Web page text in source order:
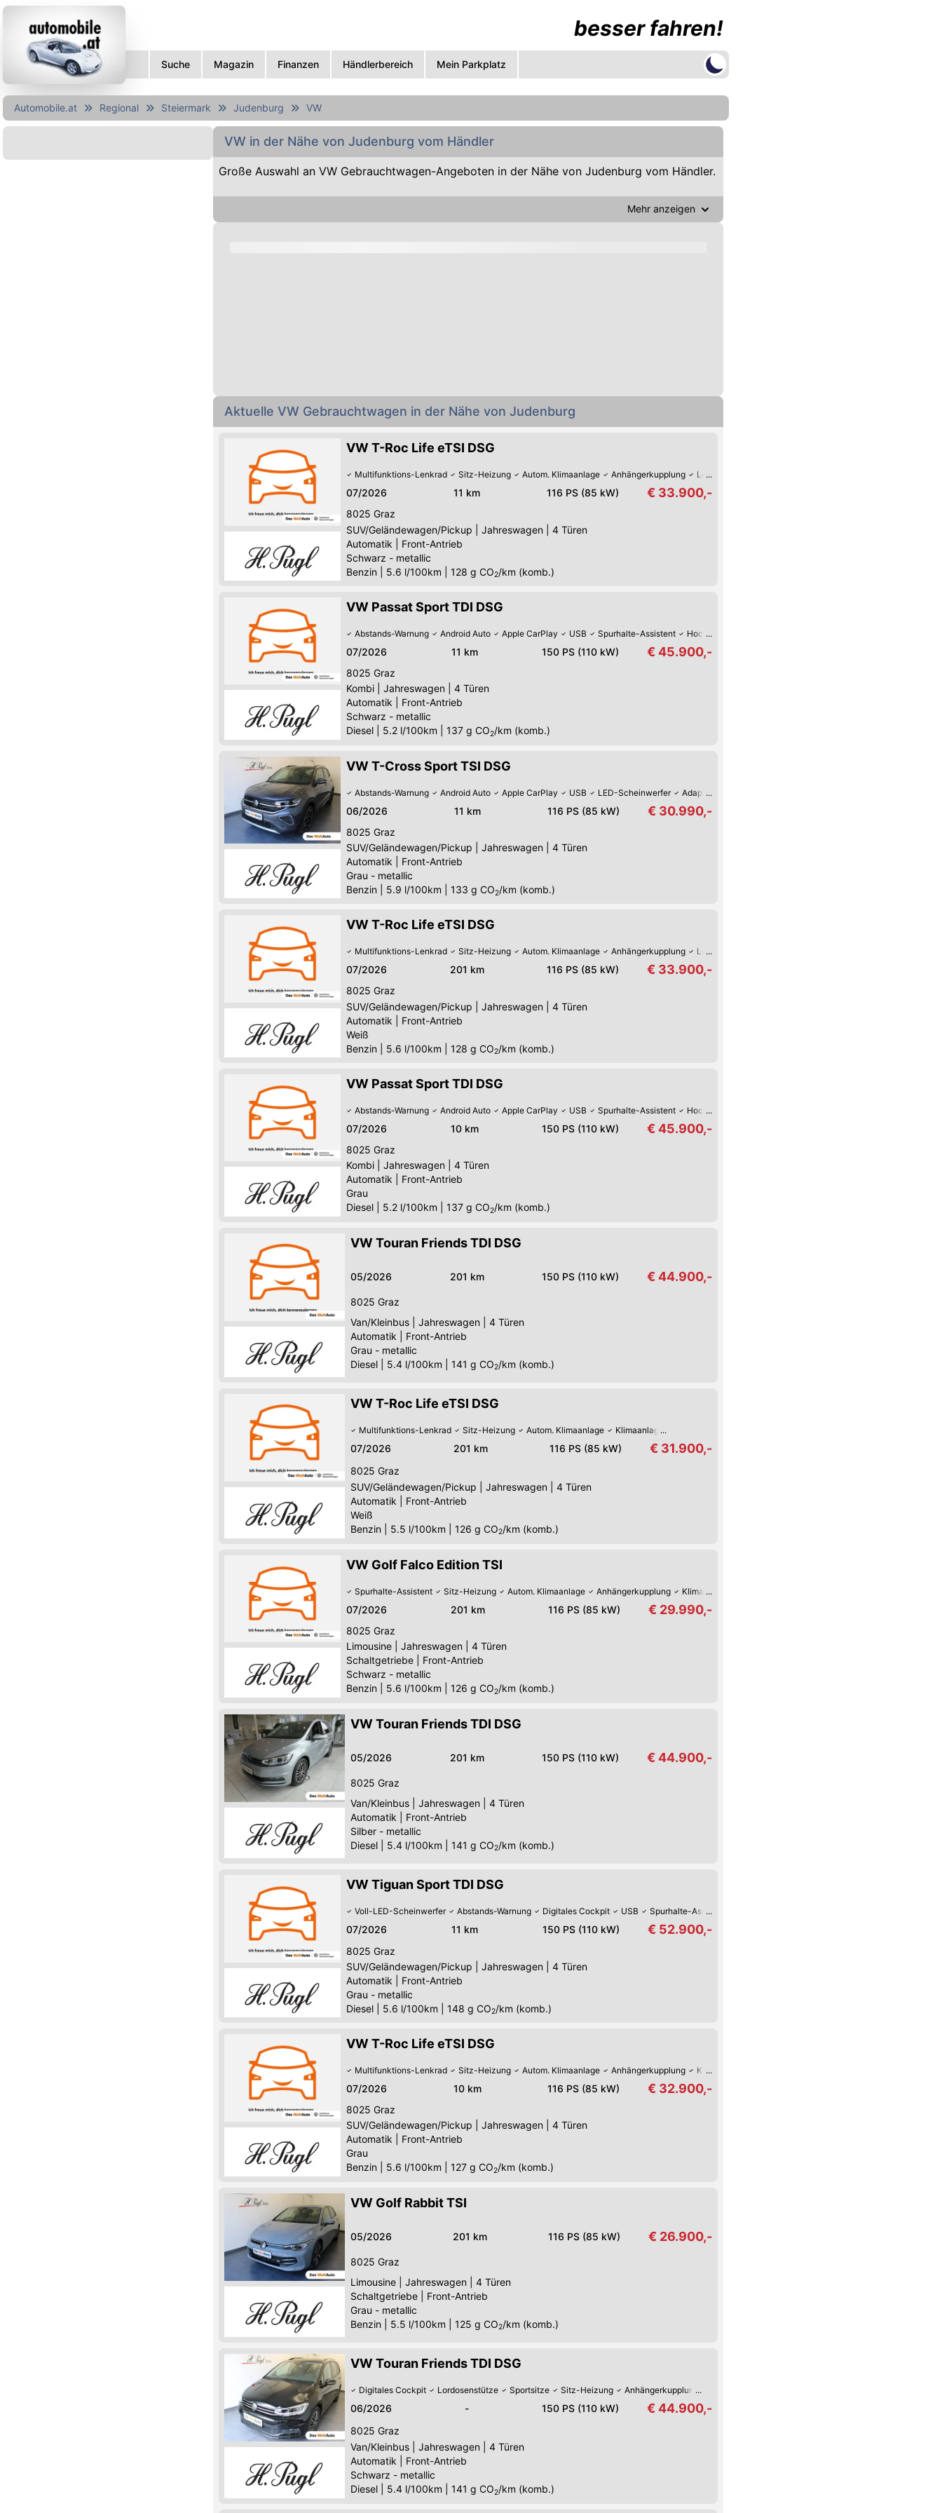
besser fahren!
Suche Magazin Finanzen Händlerbereich Mein Parkplatz
Automobile.at Regional Steiermark Judenburg VW
VW in der Nähe von Judenburg vom Händler
Große Auswahl an VW Gebrauchtwagen-Angeboten in der Nähe von Judenburg vom Händler.
Mehr anzeigen
Aktuelle VW Gebrauchtwagen in der Nähe von Judenburg
VW T-Roc Life eTSI DSG
Multifunktions-Lenkrad Sitz-Heizung Autom. Klimaanlage Anhängerkupplung Leichtmetall-Felgen
07/2026 11 km 116 PS (85 kW) € 33.900,-
8025 Graz
SUV/Geländewagen/Pickup
Jahreswagen
4 Türen
Automatik
Front-Antrieb
Schwarz - metallic
Benzin
5.6 l/100km 128 g CO2/km (komb.)
VW Passat Sport TDI DSG
Abstands-Warnung Android Auto Apple CarPlay USB Spurhalte-Assistent Hochwertiges Sound-System
07/2026 11 km 150 PS (110 kW) € 45.900,-
8025 Graz
Kombi
Jahreswagen
4 Türen
Automatik
Front-Antrieb
Schwarz - metallic
Diesel
5.2 l/100km 137 g CO2/km (komb.)
VW T-Cross Sport TSI DSG
Abstands-Warnung Android Auto Apple CarPlay USB LED-Scheinwerfer Adaptiver Tempomat
06/2026 11 km 116 PS (85 kW) € 30.990,-
8025 Graz
SUV/Geländewagen/Pickup
Jahreswagen
4 Türen
Automatik
Front-Antrieb
Grau - metallic
Benzin
5.9 l/100km 133 g CO2/km (komb.)
VW T-Roc Life eTSI DSG
Multifunktions-Lenkrad Sitz-Heizung Autom. Klimaanlage Anhängerkupplung Leichtmetall-Felgen
07/2026 201 km 116 PS (85 kW) € 33.900,-
8025 Graz
SUV/Geländewagen/Pickup
Jahreswagen
4 Türen
Automatik
Front-Antrieb
Weiß
Benzin
5.6 l/100km 128 g CO2/km (komb.)
VW Passat Sport TDI DSG
Abstands-Warnung Android Auto Apple CarPlay USB Spurhalte-Assistent Hochwertiges Sound-System
07/2026 10 km 150 PS (110 kW) € 45.900,-
8025 Graz
Kombi
Jahreswagen
4 Türen
Automatik
Front-Antrieb
Grau
Diesel
5.2 l/100km 137 g CO2/km (komb.)
VW Touran Friends TDI DSG
05/2026 201 km 150 PS (110 kW) € 44.900,-
8025 Graz
Van/Kleinbus
Jahreswagen
4 Türen
Automatik
Front-Antrieb
Grau - metallic
Diesel
5.4 l/100km 141 g CO2/km (komb.)
VW T-Roc Life eTSI DSG
Multifunktions-Lenkrad Sitz-Heizung Autom. Klimaanlage Klimaanlage
07/2026 201 km 116 PS (85 kW) € 31.900,-
8025 Graz
SUV/Geländewagen/Pickup
Jahreswagen
4 Türen
Automatik
Front-Antrieb
Weiß
Benzin
5.5 l/100km 126 g CO2/km (komb.)
VW Golf Falco Edition TSI
Spurhalte-Assistent Sitz-Heizung Autom. Klimaanlage Anhängerkupplung Klimaanlage
07/2026 201 km 116 PS (85 kW) € 29.990,-
8025 Graz
Limousine
Jahreswagen
4 Türen
Schaltgetriebe
Front-Antrieb
Schwarz - metallic
Benzin
5.6 l/100km 126 g CO2/km (komb.)
VW Touran Friends TDI DSG
05/2026 201 km 150 PS (110 kW) € 44.900,-
8025 Graz
Van/Kleinbus
Jahreswagen
4 Türen
Automatik
Front-Antrieb
Silber - metallic
Diesel
5.4 l/100km 141 g CO2/km (komb.)
VW Tiguan Sport TDI DSG
Voll-LED-Scheinwerfer Abstands-Warnung Digitales Cockpit USB Spurhalte-Assistent
07/2026 11 km 150 PS (110 kW) € 52.900,-
8025 Graz
SUV/Geländewagen/Pickup
Jahreswagen
4 Türen
Automatik
Front-Antrieb
Grau - metallic
Diesel
5.6 l/100km 148 g CO2/km (komb.)
VW T-Roc Life eTSI DSG
Multifunktions-Lenkrad Sitz-Heizung Autom. Klimaanlage Anhängerkupplung Klimaanlage
07/2026 10 km 116 PS (85 kW) € 32.900,-
8025 Graz
SUV/Geländewagen/Pickup
Jahreswagen
4 Türen
Automatik
Front-Antrieb
Grau
Benzin
5.6 l/100km 127 g CO2/km (komb.)
VW Golf Rabbit TSI
05/2026 201 km 116 PS (85 kW) € 26.900,-
8025 Graz
Limousine
Jahreswagen
4 Türen
Schaltgetriebe
Front-Antrieb
Grau - metallic
Benzin
5.5 l/100km 125 g CO2/km (komb.)
VW Touran Friends TDI DSG
Digitales Cockpit Lordosenstütze Sportsitze Sitz-Heizung Anhängerkupplung
06/2026 - 150 PS (110 kW) € 44.900,-
8025 Graz
Van/Kleinbus
Jahreswagen
4 Türen
Automatik
Front-Antrieb
Schwarz - metallic
Diesel
5.4 l/100km 141 g CO2/km (komb.)